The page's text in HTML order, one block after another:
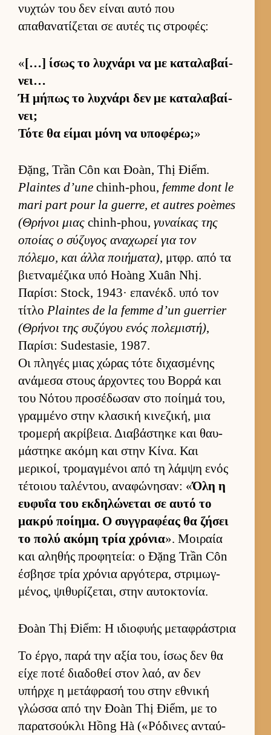
νυχτών του δεν εί­ναι αυτό που
απαθανατίζεται σε αυ­τές τις στροφές:
«[…] ίσως το λυχνάρι να με καταλαβαί­
νει…
Ή μήπως το λυχνάρι δεν με καταλαβαί­
νει;
Τότε θα εί­μαι μόνη να υποφέρω;»
Đặng, Trần Côn και Đoàn, Thị Điểm.
Plaintes d’une chinh-phou, femme dont le
mari part pour la guerre, et autres poèmes
(Θρήνοι μιας chinh-phou, γυναί­κας της
οποίας ο σύζυγος αναχωρεί για τον
πόλεμο, και άλλα ποι­ήματα), μτ­φρ. από τα
βιετ­ναμέζικα υπό Hoàng Xuân Nhị.
Παρίσι: Stock, 1943· επανέκδ. υπό τον
τίτλο Plaintes de la femme d’un guerrier
(Θρήνοι της συζύγου ενός πολεμιστή),
Παρίσι: Sudestasie, 1987.
Οι πληγές μιας χώρας τότε διχασμένης
ανάμεσα στους άρ­χοντες του Βορρά και
του Νότου προσέδωσαν στο ποί­ημά του,
γραμ­μένο στην κλασική κινεζική, μια
τρομερή ακρίβεια. Δια­βάστηκε και θαυ­
μάστηκε ακόμη και στην Κίνα. Και
μερικοί, τρομαγ­μένοι από τη λάμψη ενός
τέτοιου ταλέντου, αναφώνησαν: «Όλη η
ευ­φυΐα του εκ­δηλώνεται σε αυτό το
μακρύ ποί­ημα. Ο συγ­γραφέας θα ζήσει
το πολύ ακόμη τρία χρόνια». Μοι­ραία
και αληθής προφητεία: ο Đặng Trần Côn
έσβησε τρία χρόνια αρ­γότερα, στριμωγ­
μένος, ψιθυρίζεται, στην αυ­τοκτονία.
Đoàn Thị Điểm: Η ιδιοφυής μεταφράστρια
Το έρ­γο, παρά την αξία του, ίσως δεν θα
είχε ποτέ δια­δοθεί στον λαό, αν δεν
υπήρχε η μετάφρασή του στην εθνική
γλώσσα από την Đoàn Thị Điểm, με το
παρατσού­κλι Hồng Hà («Ρόδινες ανταύ­